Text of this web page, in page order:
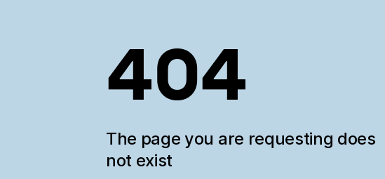
404
The page you are requesting does
not exist